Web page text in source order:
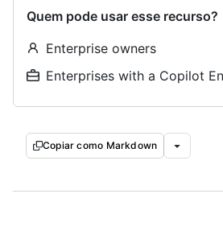
Quem pode usar esse recurso?
Enterprise owners
Enterprises with a Copilot
Copiar como Markdown